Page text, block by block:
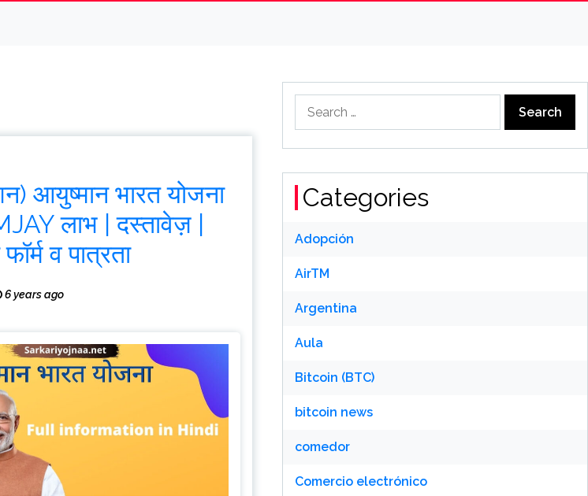
आयुष्मान भारत योजना
लाभ | दस्तावेज़ |
व पात्रता
6 years ago
for:
Categories
Adopción
AirTM
Argentina
Aula
Bitcoin (BTC)
bitcoin news
comedor
Comercio electrónico